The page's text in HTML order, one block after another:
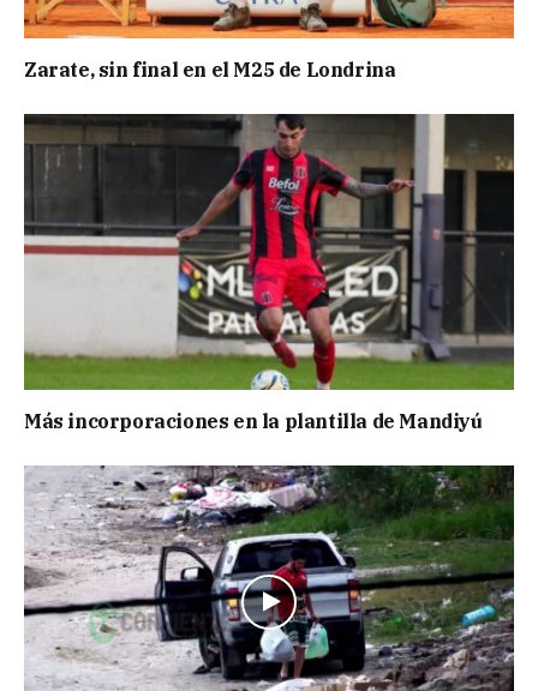
Zarate, sin final en el M25 de Londrina
Más incorporaciones en la plantilla de Mandiyú